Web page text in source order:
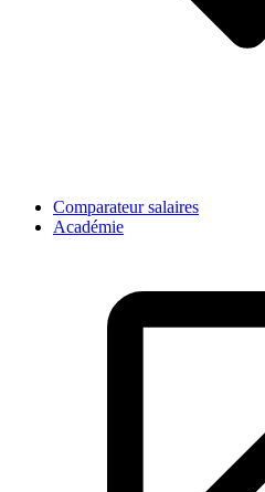
Comparateur salaires
Académie